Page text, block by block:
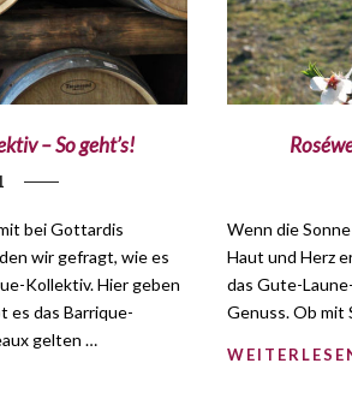
– So geht’s!
bei Gottardis
wir gefragt, wie es
Kollektiv. Hier geben
es das Barrique-
gelten …
Wenn die
Haut und Herz
das Gute-
Genuss. Ob mit